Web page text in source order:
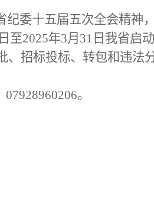
委十五届五次全会精
至2025年3月31日我省
招标投标、转包和违
。